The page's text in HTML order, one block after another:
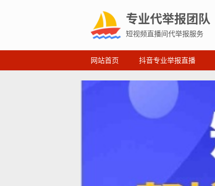
专业代举报团队
短视频直播间代举报服务
网站首页 抖音专业举报直播